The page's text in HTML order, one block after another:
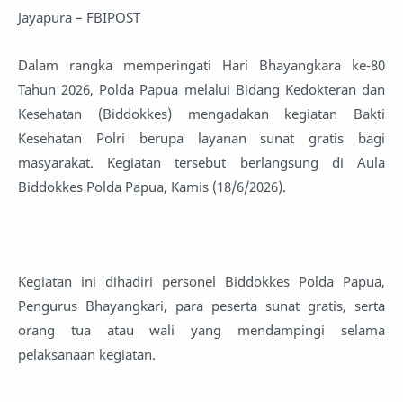
Jayapura – FBIPOST
Dalam rangka memperingati Hari Bhayangkara ke-80
Tahun 2026, Polda Papua melalui Bidang Kedokteran dan
Kesehatan (Biddokkes) mengadakan kegiatan Bakti
Kesehatan Polri berupa layanan sunat gratis bagi
masyarakat. Kegiatan tersebut berlangsung di Aula
Biddokkes Polda Papua, Kamis (18/6/2026).
Kegiatan ini dihadiri personel Biddokkes Polda Papua,
Pengurus Bhayangkari, para peserta sunat gratis, serta
orang tua atau wali yang mendampingi selama
pelaksanaan kegiatan.